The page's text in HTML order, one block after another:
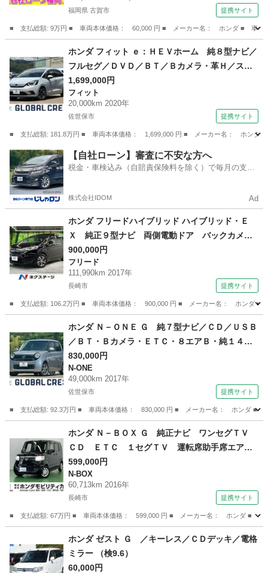
福岡県 古賀市 提携サイト
■ 支払総額: 9万円 ■ 車両本体価格： 60,000 円 ■ メーカー名： ホンダ ■ 車種
ライフ
ホンダ フィット ｅ：ＨＥＶホーム 純８型ナビ／
フルセグ／ＤＶＤ／ＢＴ／Ｂカメラ・革Ｈ／ステ
リモ・ＥＴＣ・シャトル純１５ＡＷ・ＬＥＤヘッ
ドライト／ライトレベライザー・ＡハイＢ・Ａリ
トラＭ・ホンダＳ・誤発進・コーナーセンサー
1,699,000円
フィット
20,000km 2020年
佐世保市 提携サイト
■ 支払総額: 181.8万円 ■ 車両本体価格： 1,699,000 円 ■ メーカー名： ホンダ ■
長崎 佐世保市 フィット
【自社ローン】審査に不安な方へ
税金・車検込み（自賠責保険料を除く）で毎月の支払
株式会社IDOM Ad
ホンダ フリードハイブリッド ハイブリッド・Ｅ
Ｘ 純正９型ナビ 両側電動ドア バックカメ
ラ 衝突被害軽減システム レーダークルーズ
禁煙車 ハーフレザーシート コーナーセンサ
ー スマートキー ＨＩＤヘッド ビルトインＥ
ＴＣ 純正１６インチアルミ （車検整備付）
900,000円
フリード
111,990km 2017年
長崎市 提携サイト
■ 支払総額: 106.2万円 ■ 車両本体価格： 900,000 円 ■ メーカー名： ホンダ ■
フリード
ホンダ Ｎ－ＯＮＥ Ｇ 純７型ナビ／ＣＤ／ＵＳＢ
／ＢＴ・Ｂカメラ・ＥＴＣ・８エアＢ・純１４Ａ
Ｗ・社外ＬＥＤヘッドライト／ライトレベライザ
ー・電格ミラー・シティブレーキアシスト・車線
逸脱警報・誤発進抑制・ＵＳＢ （なし）
830,000円
N-ONE
49,000km 2017年
佐世保市 提携サイト
■ 支払総額: 92.3万円 ■ 車両本体価格： 830,000 円 ■ メーカー名： ホンダ ■ 車
N-ONE
ホンダ Ｎ－ＢＯＸ Ｇ 純正ナビ ワンセグＴＶ
ＣＤ ＥＴＣ １セグＴＶ 運転席助手席エアバ
ッグ ナビテレビ 格納ミラー 点検記録簿 ス
マキー 両スライドドア リモコンキー 衝突安
全ボディ 横滑り防止 ＡＢＳ ベンチシート
599,000円
N-BOX
60,713km 2016年
長崎市 提携サイト
■ 支払総額: 67万円 ■ 車両本体価格： 599,000 円 ■ メーカー名： ホンダ ■
N-BOX
ホンダ ゼスト Ｇ ／キーレス／ＣＤデッキ／電格
ミラー （検9.6）
60,000円